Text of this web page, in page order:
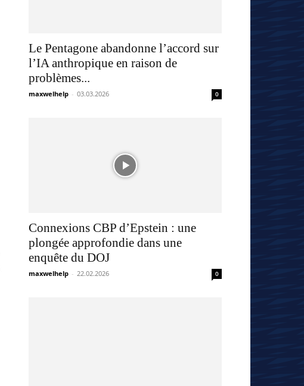
Le Pentagone abandonne l’accord sur
l’IA anthropique en raison de
problèmes...
maxwelhelp - 03.03.2026 0
Connexions CBP d’Epstein : une
plongée approfondie dans une
enquête du DOJ
maxwelhelp - 22.02.2026 0